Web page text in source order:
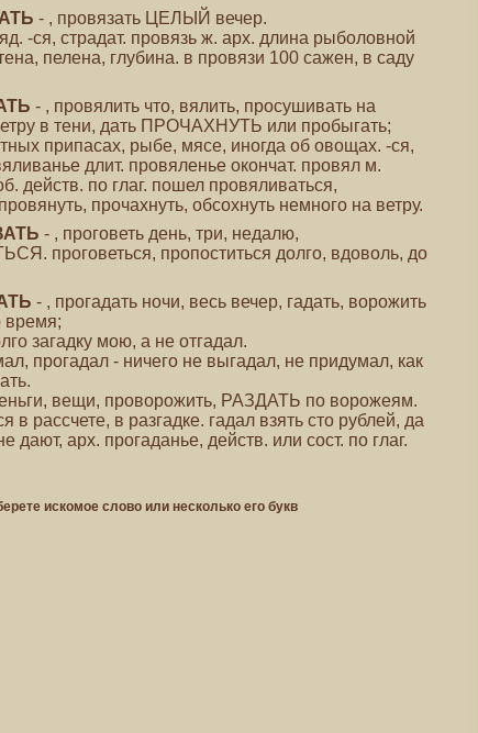
- , провязать ЦЕЛЫЙ вечер.
-ся, страдат. провязь ж. арх. длина рыболовной
пелена, глубина. в провязи 100 сажен, в саду
- , провялить что, вялить, просушивать на
в тени, дать ПРОЧАХНУТЬ или пробыгать;
припасах, рыбе, мясе, иногда об овощах. -ся,
длит. провяленье окончат. провял м.
действ. по глаг. пошел провяливаться,
прочахнуть, обсохнуть немного на ветру.
- , проговеть день, три, недалю,
проговеться, пропоститься долго, вдоволь, до
- , прогадать ночи, весь вечер, гадать, ворожить
время;
загадку мою, а не отгадал.
прогадал - ничего не выгадал, не придумал, как
вещи, проворожить, РАЗДАТЬ по ворожеям.
в рассчете, в разгадке. гадал взять сто рублей, да
дают, арх. прогаданье, действ. или сост. по глаг.
искомое слово или несколько его букв